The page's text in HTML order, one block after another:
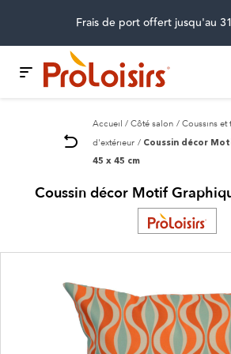
Frais de port offert jusqu'au
Accueil Côté salon
Coussins et
d'extérieur
Coussin décor
45 x 45 cm
Coussin décor Motif